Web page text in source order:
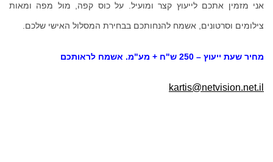
אני מזמין אתכם לייעוץ קצר ומועיל. על כוס קפה, מול מפה ומאות
צילומים וסרטונים, אשמח להנחותכם בבחירת המסלול האישי שלכם.
מחיר שעת ייעוץ – 250 ש"ח + מע"מ. אשמח לראותכם
kartis@netvision.net.il